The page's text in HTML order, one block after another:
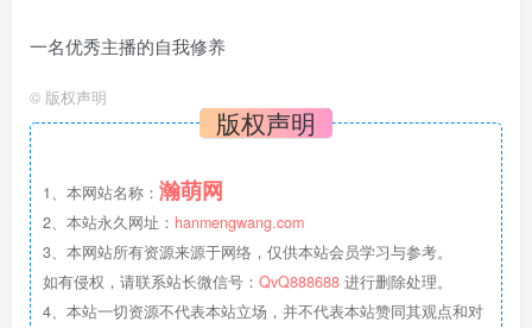
一名优秀主播的自我修养
© 版权声明
版权声明
1、本网站名称： 瀚萌网
2、本站永久网址： hanmengwang.com
3、本网站所有资源来源于网络，仅供本站会员学习与参考。
如有侵权，请联系站长微信号： QvQ888688 进行删除处理。
4、本站一切资源不代表本站立场，并不代表本站赞同其观点和对